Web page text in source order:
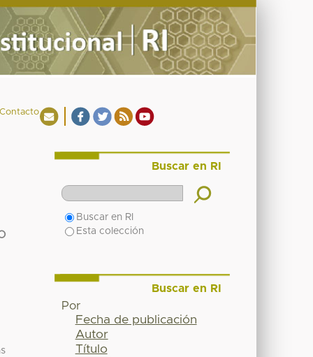
Contacto
Buscar en RI
Buscar en RI
Esta colección
Buscar en RI
Por
Fecha de publicación
Autor
Título